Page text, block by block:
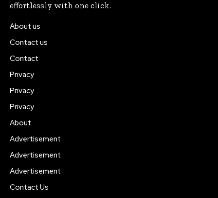
effortlessly with one click.
About us
Contact us
Contact
Privacy
Privacy
Privacy
About
Advertisement
Advertisement
Advertisement
Contact Us